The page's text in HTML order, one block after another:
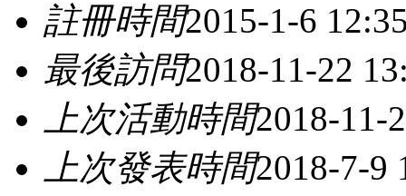
註冊時間2015-1-6
最後訪問2018-11-22
上次活動時間2018-11-
上次發表時間2018-7-9